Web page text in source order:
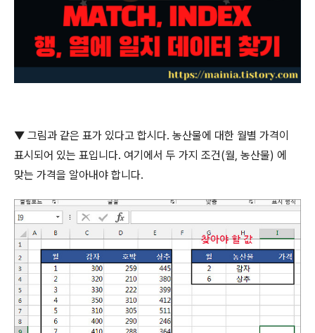
▼ 그림과 같은 표가 있다고 합시다. 농산물에 대한 월별 가격이
표시되어 있는 표입니다. 여기에서 두 가지 조건(월, 농산물) 에
맞는 가격을 알아내야 합니다.